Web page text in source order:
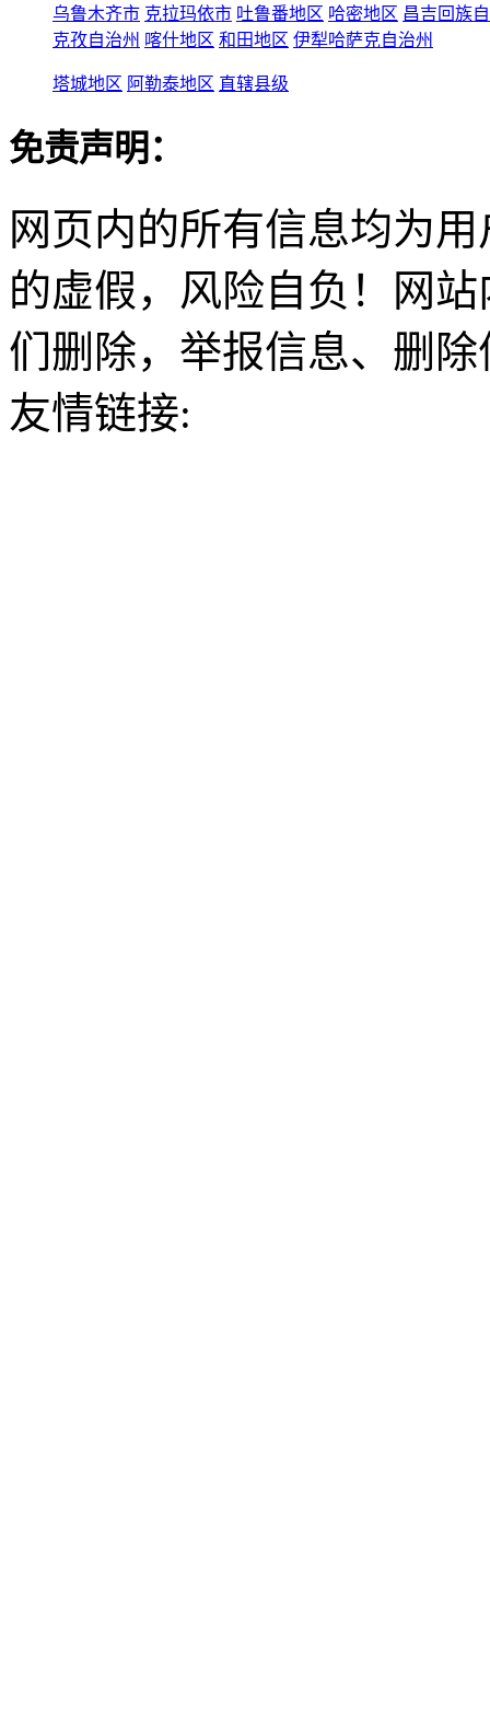
乌鲁木齐市 克拉玛依市 吐鲁番地区 哈密地区 昌吉回族
克孜自治州 喀什地区 和田地区 伊犁哈萨克自治州
塔城地区 阿勒泰地区 直辖县级
免责声明：
网页内的所有信息均为
的虚假，风险自负！网
们删除，举报信息、删
友情链接: